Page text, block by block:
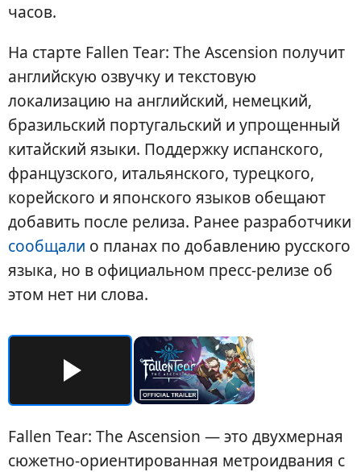
часов.
На старте Fallen Tear: The Ascension получит
английскую озвучку и текстовую
локализацию на английский, немецкий,
бразильский португальский и упрощенный
китайский языки. Поддержку испанского,
французского, итальянского, турецкого,
корейского и японского языков обещают
добавить после релиза. Ранее разработчики
сообщали о планах по добавлению русского
языка, но в официальном пресс-релизе об
этом нет ни слова.
Fallen Tear: The Ascension — это двухмерная
сюжетно-ориентированная метроидвания с